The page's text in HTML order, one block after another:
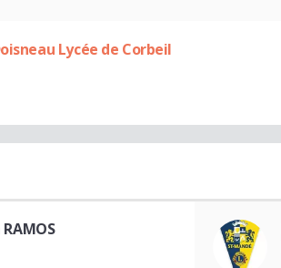
Lycée de Corbeil